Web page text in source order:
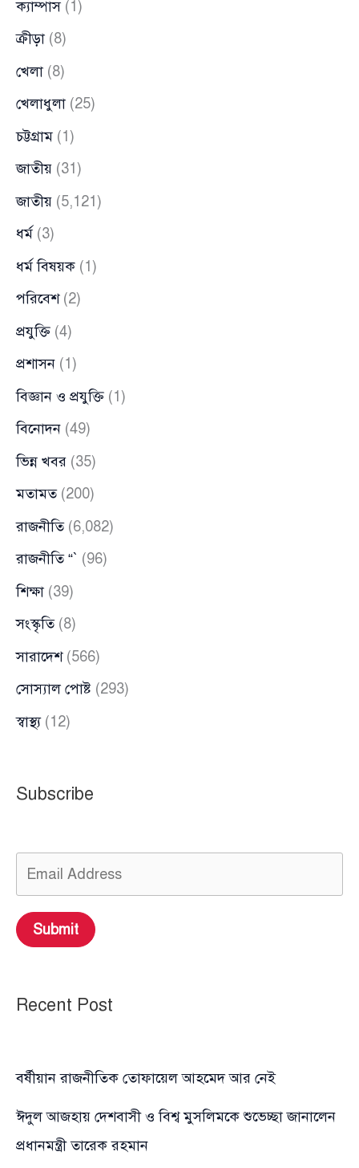
ক্যাম্পাস(1)
ক্রীড়া (8)
খেলা (8)
খেলাধুলা (25)
চট্টগ্রাম (1)
জাতীয় (31)
জাতীয় (5,121)
ধর্ম (3)
ধর্ম বিষয়ক (1)
পরিবেশ(2)
প্রযুক্তি (4)
প্রশাসন (1)
বিজ্ঞান ও প্রযুক্তি (1)
বিনোদন (49)
ভিন্ন খবর (35)
মতামত(200)
রাজনীতি(6,082)
রাজনীতি “` (96)
শিক্ষা (39)
সংস্কৃতি(8)
সারাদেশ(566)
সোস্যাল পোষ্ট (293)
স্বাস্থ্য(12)
Subscribe
Submit
Recent Post
বর্ষীয়ান রাজনীতিক তোফায়েল আহমেদ আর নেই
ঈদুল আজহায় দেশবাসী ও বিশ্ব মুসলিমকে শুভেচ্ছা জানালেন
প্রধানমন্ত্রী তারেক রহমান